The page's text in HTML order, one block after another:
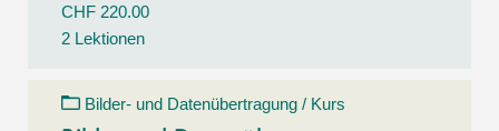
CHF 220.00
2 Lektionen
Bilder- und Datenübertragung / Kurs